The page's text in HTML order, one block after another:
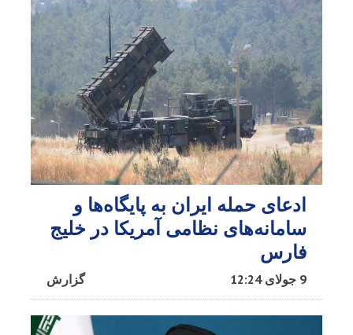
ادعای حمله ایران به پایگاه‌ها و
سامانه‌های نظامی آمریکا در خلیج
فارس
گزارش 9 جولای 12:24